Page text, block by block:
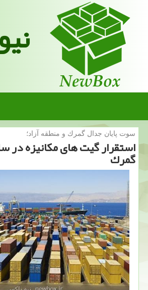
سوت پایان جدال گمرك و منطقه آزاد؛
استقرار گیت های مكانیزه در
گمرك